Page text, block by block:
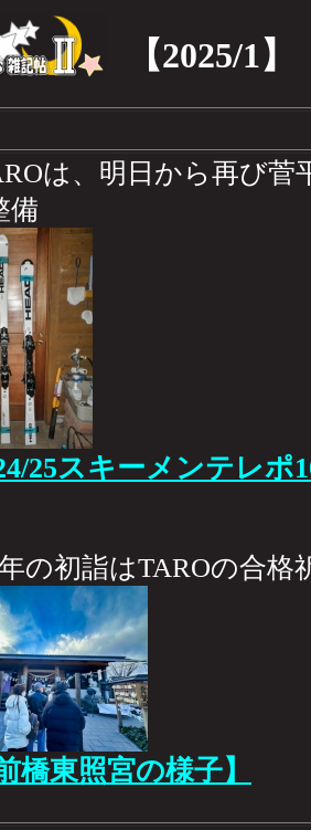
【2025/1】
は、明日から再び
備
25スキーメンテレポ
の初詣はTAROの合格
橋東照宮の様子】